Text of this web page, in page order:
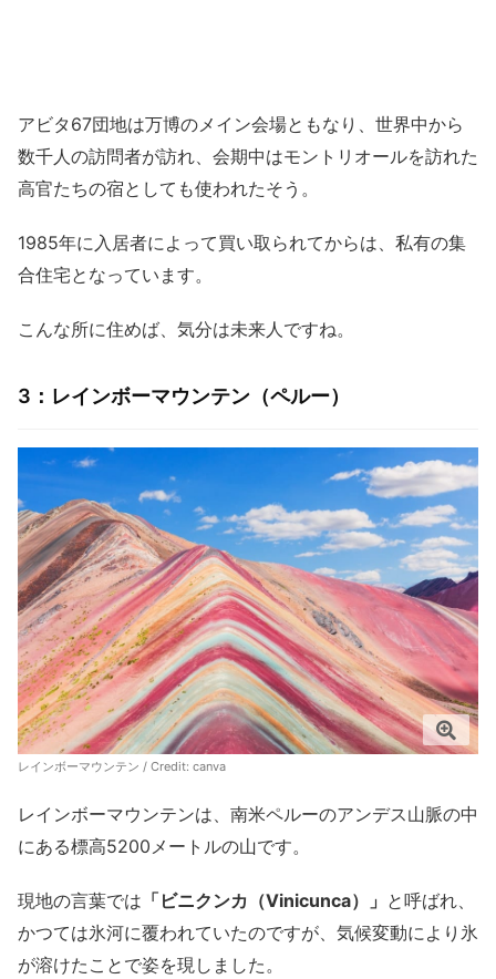
アビタ67団地は万博のメイン会場ともなり、世界中から
数千人の訪問者が訪れ、会期中はモントリオールを訪れた
高官たちの宿としても使われたそう。
1985年に入居者によって買い取られてからは、私有の集
合住宅となっています。
こんな所に住めば、気分は未来人ですね。
3：レインボーマウンテン（ペルー）
レインボーマウンテン / Credit: canva
レインボーマウンテンは、南米ペルーのアンデス山脈の中
にある標高5200メートルの山です。
現地の言葉では 「ビニクンカ（Vinicunca）」 と呼ばれ、
かつては氷河に覆われていたのですが、気候変動により氷
が溶けたことで姿を現しました。